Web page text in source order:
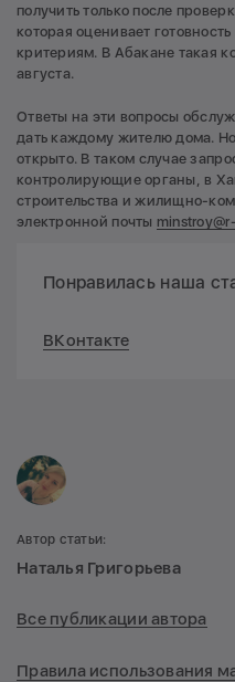
получить только после
которая оценивает
критериям. В Абакане такая
августа.
Ответы на эти вопросы
дать каждому жителю дома.
открыто. В таком случае
контролирующие органы, в
строительства и жилищно-
электронной почты
Понравилась наша
ВКонтакте
Автор статьи:
Наталья Григорьева
Все публикации автора
Правила использования